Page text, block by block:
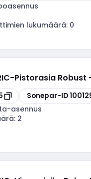
lukumäärä: 0
-Pistorasia Robust
Kopioi
Sonepar-ID
asennus
2